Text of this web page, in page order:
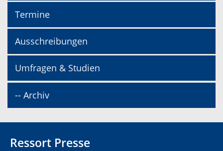
Termine
Ausschreibungen
Umfragen & Studien
-- Archiv
Ressort Presse